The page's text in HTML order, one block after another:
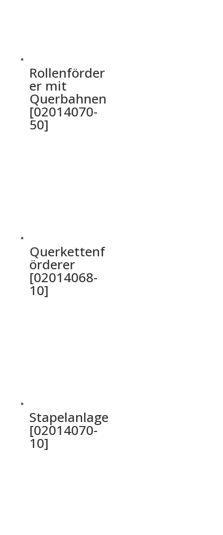
Rollenförder
er mit
Querbahnen
[02014070-
50]
Querkettenf
örderer
[02014068-
10]
Stapelanlage
[02014070-
10]